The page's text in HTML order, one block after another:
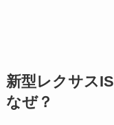
新型レクサスIS
なぜ？